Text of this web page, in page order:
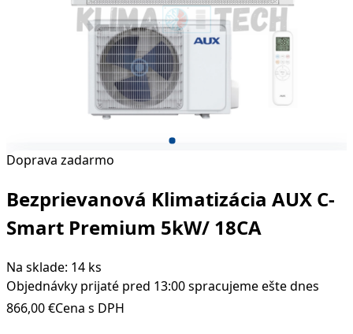
Doprava zadarmo
Bezprievanová Klimatizácia AUX C-
Smart Premium 5kW/ 18CA
Na sklade: 14 ks
Objednávky prijaté pred 13:00 spracujeme ešte dnes
866,00€Cena s DPH